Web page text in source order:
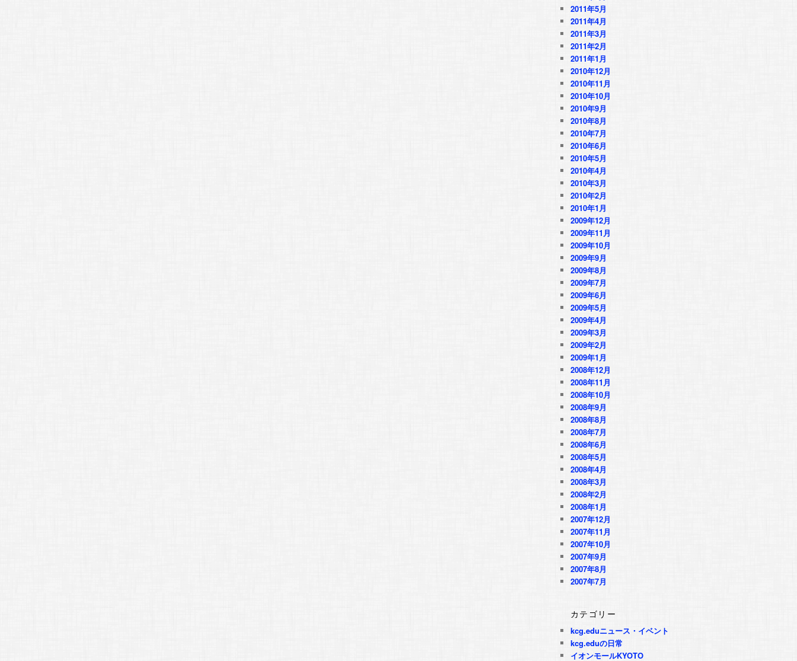
2011年5月
2011年4月
2011年3月
2011年2月
2011年1月
2010年12月
2010年11月
2010年10月
2010年9月
2010年8月
2010年7月
2010年6月
2010年5月
2010年4月
2010年3月
2010年2月
2010年1月
2009年12月
2009年11月
2009年10月
2009年9月
2009年8月
2009年7月
2009年6月
2009年5月
2009年4月
2009年3月
2009年2月
2009年1月
2008年12月
2008年11月
2008年10月
2008年9月
2008年8月
2008年7月
2008年6月
2008年5月
2008年4月
2008年3月
2008年2月
2008年1月
2007年12月
2007年11月
2007年10月
2007年9月
2007年8月
2007年7月
カテゴリー
kcg.eduニュース・イベント
kcg.eduの日常
イオンモールKYOTO